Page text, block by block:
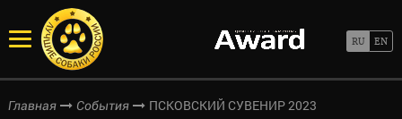
Главная События ПСКОВСКИЙ СУВЕНИР 2023